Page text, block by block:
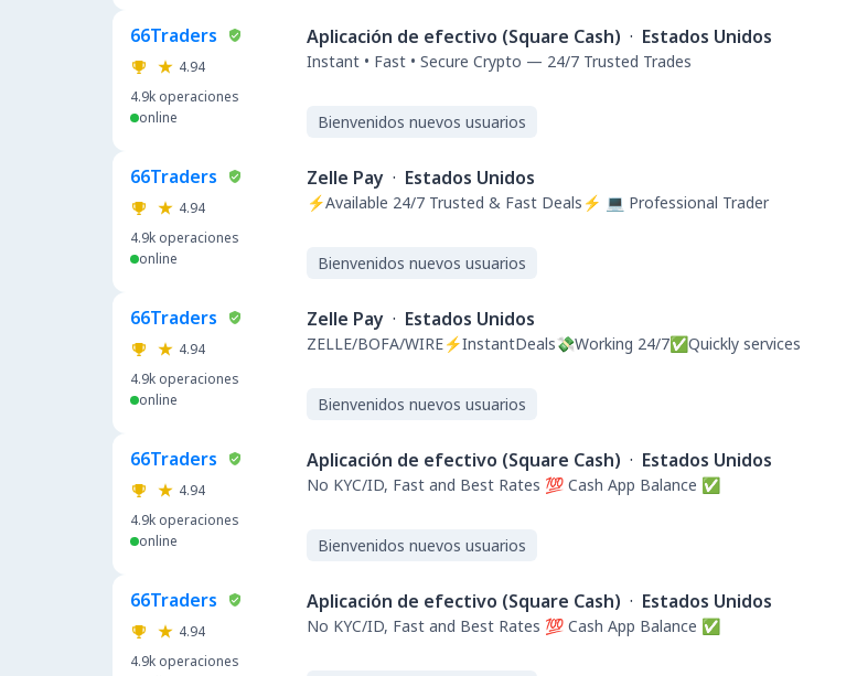
66Traders
4.94
4.9k operaciones
online
Aplicación de efectivo (Square Cash) · Estados Unidos
Instant • Fast • Secure Crypto — 24/7 Trusted Trades
Bienvenidos nuevos usuarios
66Traders
4.94
4.9k operaciones
online
Zelle Pay · Estados Unidos
⚡Available 24/7 Trusted & Fast Deals⚡ 💻 Professional Trader
Bienvenidos nuevos usuarios
66Traders
4.94
4.9k operaciones
online
Zelle Pay · Estados Unidos
ZELLE/BOFA/WIRE⚡️InstantDeals💸Working 24/7✅Quickly services
Bienvenidos nuevos usuarios
66Traders
4.94
4.9k operaciones
online
Aplicación de efectivo (Square Cash) · Estados Unidos
No KYC/ID, Fast and Best Rates 💯 Cash App Balance ✅
Bienvenidos nuevos usuarios
66Traders
4.94
4.9k operaciones
Aplicación de efectivo (Square Cash) · Estados Unidos
No KYC/ID, Fast and Best Rates 💯 Cash App Balance ✅